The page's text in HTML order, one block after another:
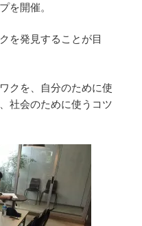
を開催。
を発見することが目
クを、自分のために使
社会のために使うコツ